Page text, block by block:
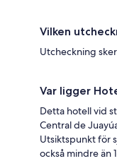
Vilken
Utcheckning
Var ligger
Detta hotell vid
Central de
Utsiktspunkt för
också mindre än